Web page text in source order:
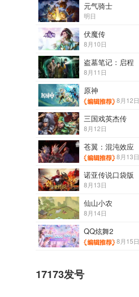
元气骑士
明日
伏魔传
8月10日
盗墓笔记：启程
8月11日
原神
8月12日
三国戏英杰传
8月12日
苍翼：混沌效应
8月13日
诺亚传说口袋版
8月13日
仙山小农
8月14日
QQ炫舞2
8月15日
17173发号